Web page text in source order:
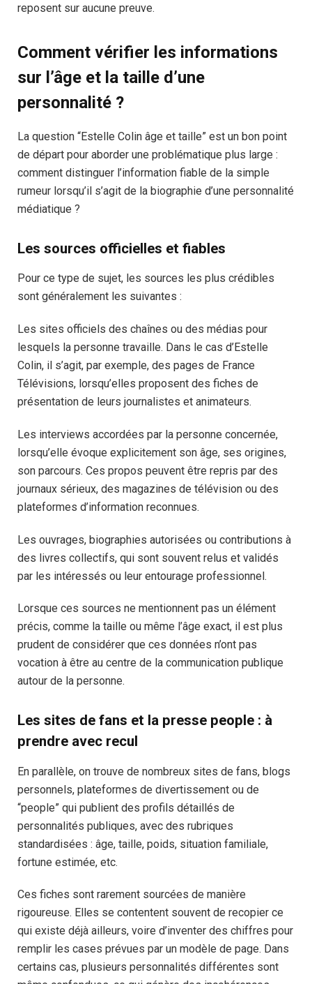
reposent sur aucune preuve.
Comment vérifier les informations
sur l’âge et la taille d’une
personnalité ?
La question “Estelle Colin âge et taille” est un bon point
de départ pour aborder une problématique plus large :
comment distinguer l’information fiable de la simple
rumeur lorsqu’il s’agit de la biographie d’une personnalité
médiatique ?
Les sources officielles et fiables
Pour ce type de sujet, les sources les plus crédibles
sont généralement les suivantes :
Les sites officiels des chaînes ou des médias pour
lesquels la personne travaille. Dans le cas d’Estelle
Colin, il s’agit, par exemple, des pages de France
Télévisions, lorsqu’elles proposent des fiches de
présentation de leurs journalistes et animateurs.
Les interviews accordées par la personne concernée,
lorsqu’elle évoque explicitement son âge, ses origines,
son parcours. Ces propos peuvent être repris par des
journaux sérieux, des magazines de télévision ou des
plateformes d’information reconnues.
Les ouvrages, biographies autorisées ou contributions à
des livres collectifs, qui sont souvent relus et validés
par les intéressés ou leur entourage professionnel.
Lorsque ces sources ne mentionnent pas un élément
précis, comme la taille ou même l’âge exact, il est plus
prudent de considérer que ces données n’ont pas
vocation à être au centre de la communication publique
autour de la personne.
Les sites de fans et la presse people : à
prendre avec recul
En parallèle, on trouve de nombreux sites de fans, blogs
personnels, plateformes de divertissement ou de
“people” qui publient des profils détaillés de
personnalités publiques, avec des rubriques
standardisées : âge, taille, poids, situation familiale,
fortune estimée, etc.
Ces fiches sont rarement sourcées de manière
rigoureuse. Elles se contentent souvent de recopier ce
qui existe déjà ailleurs, voire d’inventer des chiffres pour
remplir les cases prévues par un modèle de page. Dans
certains cas, plusieurs personnalités différentes sont